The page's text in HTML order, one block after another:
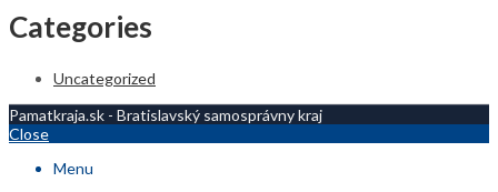
Categories
Uncategorized
Pamatkraja.sk - Bratislavský samosprávny kraj
Close
Menu